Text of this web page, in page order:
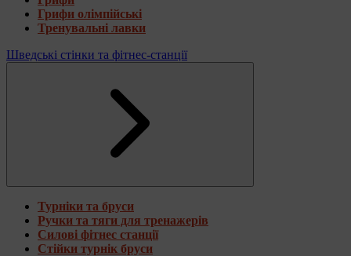
Грифи олімпійські
Тренувальні лавки
Шведські стінки та фітнес-станції
Турніки та бруси
Ручки та тяги для тренажерів
Силові фітнес станції
Стійки турнік бруси